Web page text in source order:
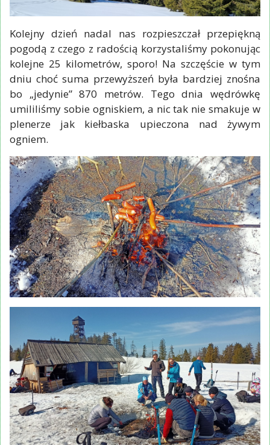
Kolejny dzień nadal nas rozpieszczał przepiękną
pogodą z czego z radością korzystaliśmy pokonując
kolejne 25 kilometrów, sporo! Na szczęście w tym
dniu choć suma przewyższeń była bardziej znośna
bo „jedynie” 870 metrów. Tego dnia wędrówkę
umililiśmy sobie ogniskiem, a nic tak nie smakuje w
plenerze jak kiełbaska upieczona nad żywym
ogniem.